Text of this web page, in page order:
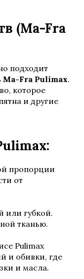
(Ma-Fra
подходит
Ma-Fra Pulimax.
которое
и другие
пропорции
от
или губкой.
тканью.
Pulimax
и обивки, где
и масла.